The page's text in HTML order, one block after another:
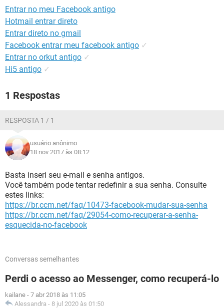
Entrar no meu Facebook antigo
Hotmail entrar direto
Entrar direto no gmail
Facebook entrar meu facebook antigo ✓
Entrar no orkut antigo ✓
Hi5 antigo ✓
1 Respostas
RESPOSTA 1 / 1
usuário anônimo
18 nov 2017 às 08:12
Basta inseri seu e-mail e senha antigos.
Você também pode tentar redefinir a sua senha. Consulte
estes links:
https://br.ccm.net/faq/10473-facebook-mudar-sua-senha
https://br.ccm.net/faq/29054-como-recuperar-a-senha-
esquecida-no-facebook
Conversas semelhantes
Perdi o acesso ao Messenger, como recuperá-lo
kailane - 7 abr 2018 às 11:05
Alessandra - 8 jul 2020 às 01:50